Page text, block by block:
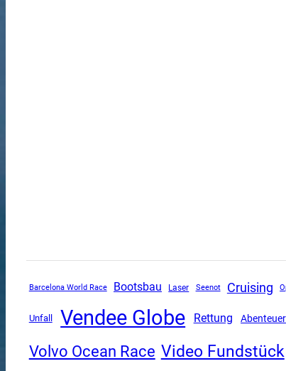
Barcelona World Race Bootsbau Laser Seenot Cruising
Unfall Vendee Globe Rettung Abenteuer
Volvo Ocean Race Video Fundstück